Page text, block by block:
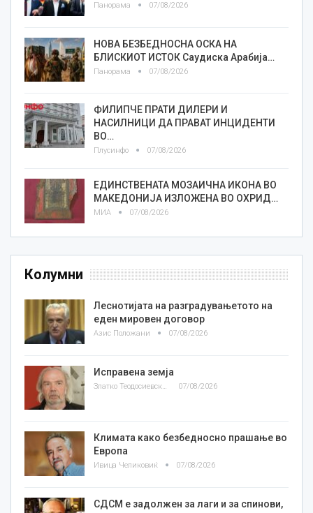
Панорама 07/08/2026
НОВА БЕЗБЕДНОСНА ОСКА НА
БЛИСКИОТ ИСТОК Саудиска Арабија…
Панорама 07/08/2026
ФИЛИПЧЕ ПРАТИ ДИЛЕРИ И
НАСИЛНИЦИ ДА ПРАВАТ ИНЦИДЕНТИ
ВО…
Плусинфо 07/08/2026
ЕДИНСТВЕНАТА МОЗАИЧНА ИКОНА ВО
МАКЕДОНИЈА ИЗЛОЖЕНА ВО ОХРИД…
МИА 07/08/2026
Колумни
Леснотијата на разградувањетото на
еден мировен договор
Азис Положани 07/08/2026
Исправена земја
07/08/2026
Климата како безбедносно прашање во
Европа
Ивица Челиковиќ 07/08/2026
СДСМ е задолжен за лаги и за спинови,